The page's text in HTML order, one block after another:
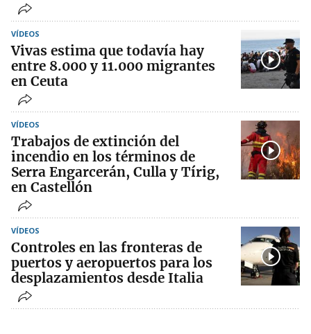
VÍDEOS
Vivas estima que todavía hay
entre 8.000 y 11.000 migrantes
en Ceuta
VÍDEOS
Trabajos de extinción del
incendio en los términos de
Serra Engarcerán, Culla y Tírig,
en Castellón
VÍDEOS
Controles en las fronteras de
puertos y aeropuertos para los
desplazamientos desde Italia